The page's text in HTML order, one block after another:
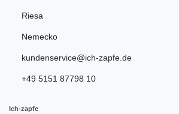
Riesa
Nemecko
kundenservice@ich-zapfe.de
+49 5151 87798 10
Ich-zapfe